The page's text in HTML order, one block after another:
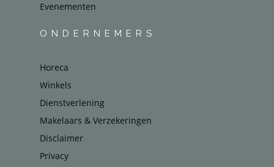
Evenementen
ONDERNEMERS
Horeca
Winkels
Dienstverlening
Makelaars & Verzekeringen
Disclaimer
Privacy